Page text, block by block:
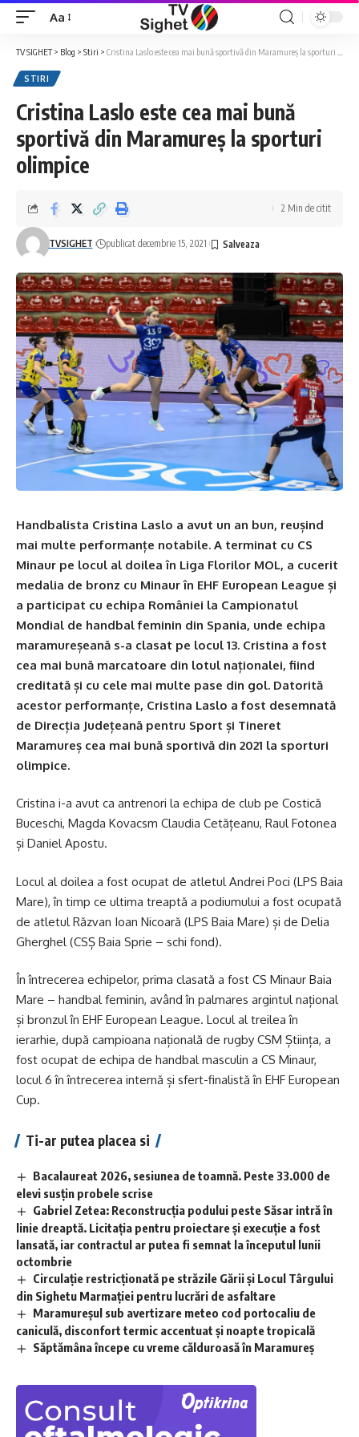
Font
Resizer
Aa
TV SIGHET> Blog > Stiri > Cristina Laslo este cea mai bună sportivă din Maramureș la sporturi olimpice
STIRI
Cristina Laslo este cea mai bună
sportivă din Maramureș la sporturi
olimpice
TVSIGHET publicat decembrie 15, 2021
2 Min de citit
Handbalista Cristina Laslo a avut un an bun, reușind
mai multe performanțe notabile. A terminat cu CS
Minaur pe locul al doilea în Liga Florilor MOL, a cucerit
medalia de bronz cu Minaur în EHF European League și
a participat cu echipa României la Campionatul
Mondial de handbal feminin din Spania, unde echipa
maramureșeană s-a clasat pe locul 13. Cristina a fost
cea mai bună marcatoare din lotul naționalei, fiind
creditată și cu cele mai multe pase din gol. Datorită
acestor performanțe, Cristina Laslo a fost desemnată
de Direcția Județeană pentru Sport și Tineret
Maramureș cea mai bună sportivă din 2021 la sporturi
olimpice.
Cristina i-a avut ca antrenori la echipa de club pe Costică
Buceschi, Magda Kovacsm Claudia Cetățeanu, Raul Fotonea
și Daniel Apostu.
Locul al doilea a fost ocupat de atletul Andrei Poci (LPS Baia
Mare), în timp ce ultima treaptă a podiumului a fost ocupată
de atletul Răzvan Ioan Nicoară (LPS Baia Mare) și de Delia
Gherghel (CSȘ Baia Sprie – schi fond).
În întrecerea echipelor, prima clasată a fost CS Minaur Baia
Mare – handbal feminin, având în palmares argintul național
și bronzul în EHF European League. Locul al treilea în
ierarhie, după campioana națională de rugby CSM Știința, a
fost ocupat de echipa de handbal masculin a CS Minaur,
locul 6 în întrecerea internă și sfert-finalistă în EHF European
Cup.
Ti-ar putea placea si
Bacalaureat 2026, sesiunea de toamnă. Peste 33.000 de
elevi susțin probele scrise
Gabriel Zetea: Reconstrucția podului peste Săsar intră în
linie dreaptă. Licitația pentru proiectare și execuție a fost
lansată, iar contractul ar putea fi semnat la începutul lunii
octombrie
Circulație restricționată pe străzile Gării și Locul Târgului
din Sighetu Marmației pentru lucrări de asfaltare
Maramureșul sub avertizare meteo cod portocaliu de
caniculă, disconfort termic accentuat și noapte tropicală
Săptămâna începe cu vreme călduroasă în Maramureș